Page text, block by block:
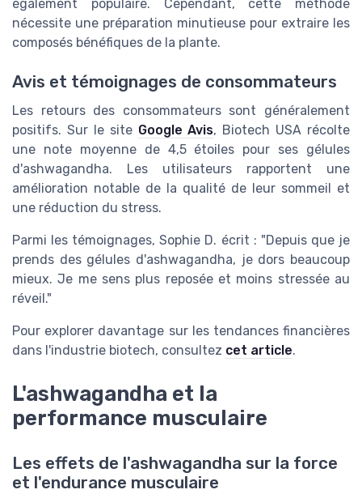
également populaire. Cependant, cette méthode
nécessite une préparation minutieuse pour extraire les
composés bénéfiques de la plante.
Avis et témoignages de consommateurs
Les retours des consommateurs sont généralement
positifs. Sur le site Google Avis, Biotech USA récolte
une note moyenne de 4,5 étoiles pour ses gélules
d'ashwagandha. Les utilisateurs rapportent une
amélioration notable de la qualité de leur sommeil et
une réduction du stress.
Parmi les témoignages, Sophie D. écrit : "Depuis que je
prends des gélules d'ashwagandha, je dors beaucoup
mieux. Je me sens plus reposée et moins stressée au
réveil."
Pour explorer davantage sur les tendances financières
dans l'industrie biotech, consultez cet article.
L'ashwagandha et la
performance musculaire
Les effets de l'ashwagandha sur la force
et l'endurance musculaire